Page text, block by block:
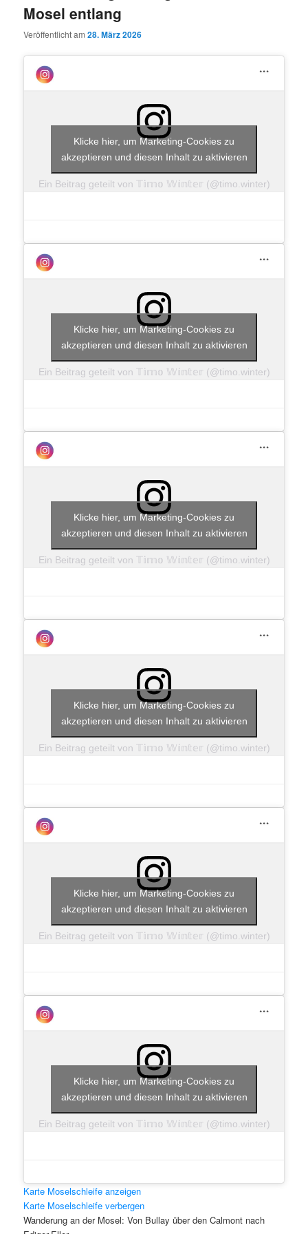
Mosel entlang
Veröffentlicht am28. März 2026
Ein Beitrag geteilt von 𝕋𝕚𝕞𝕠 𝕎𝕚𝕟𝕥𝕖𝕣 (@timo.winter)
Klicke hier, um Marketing-Cookies zu
akzeptieren und diesen Inhalt zu aktivieren
Ein Beitrag geteilt von 𝕋𝕚𝕞𝕠 𝕎𝕚𝕟𝕥𝕖𝕣 (@timo.winter)
Klicke hier, um Marketing-Cookies zu
akzeptieren und diesen Inhalt zu aktivieren
Ein Beitrag geteilt von 𝕋𝕚𝕞𝕠 𝕎𝕚𝕟𝕥𝕖𝕣 (@timo.winter)
Klicke hier, um Marketing-Cookies zu
akzeptieren und diesen Inhalt zu aktivieren
Ein Beitrag geteilt von 𝕋𝕚𝕞𝕠 𝕎𝕚𝕟𝕥𝕖𝕣 (@timo.winter)
Klicke hier, um Marketing-Cookies zu
akzeptieren und diesen Inhalt zu aktivieren
Ein Beitrag geteilt von 𝕋𝕚𝕞𝕠 𝕎𝕚𝕟𝕥𝕖𝕣 (@timo.winter)
Klicke hier, um Marketing-Cookies zu
akzeptieren und diesen Inhalt zu aktivieren
Ein Beitrag geteilt von 𝕋𝕚𝕞𝕠 𝕎𝕚𝕟𝕥𝕖𝕣 (@timo.winter)
Klicke hier, um Marketing-Cookies zu
akzeptieren und diesen Inhalt zu aktivieren
Karte Moselschleife anzeigen
Karte Moselschleife verbergen
Wanderung an der Mosel: Von Bullay über den Calmont nach